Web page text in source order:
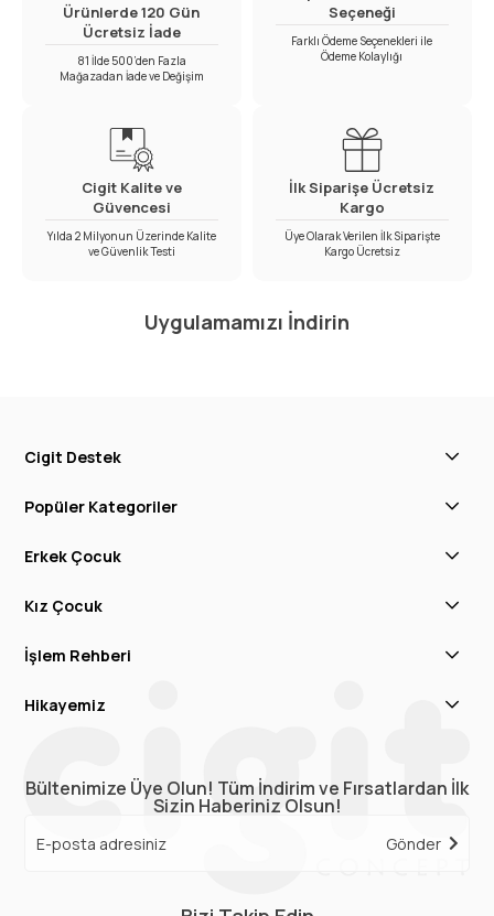
Ürünlerde 120 Gün
Ücretsiz İade
81 İlde 500’den Fazla
Mağazadan İade ve Değişim
Seçeneği
Farklı Ödeme Seçenekleri ile
Ödeme Kolaylığı
Cigit Kalite ve
Güvencesi
Yılda 2 Milyonun Üzerinde Kalite
ve Güvenlik Testi
İlk Siparişe Ücretsiz
Kargo
Üye Olarak Verilen İlk Siparişte
Kargo Ücretsiz
Uygulamamızı İndirin
Cigit Destek
Popüler Kategoriler
Erkek Çocuk
Kız Çocuk
İşlem Rehberi
Hikayemiz
Bültenimize Üye Olun! Tüm İndirim ve Fırsatlardan İlk
Sizin Haberiniz Olsun!
Gönder